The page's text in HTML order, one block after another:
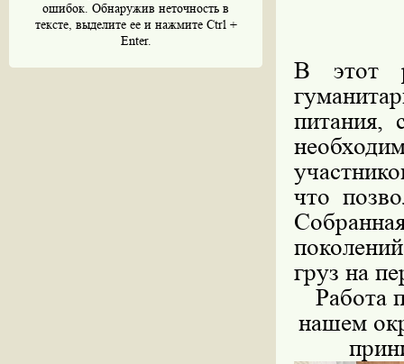
ошибок. Обнаружив неточность в
тексте, выделите ее и нажмите Ctrl +
Enter.
В этот
питания,
что
груз на
Работа
нашем